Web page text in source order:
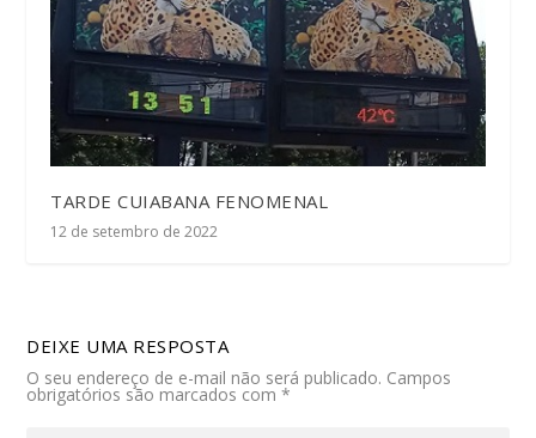
TARDE CUIABANA FENOMENAL
12 de setembro de 2022
DEIXE UMA RESPOSTA
O seu endereço de e-mail não será publicado. Campos
obrigatórios são marcados com*